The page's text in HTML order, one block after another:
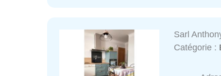
Sarl
Catégorie :